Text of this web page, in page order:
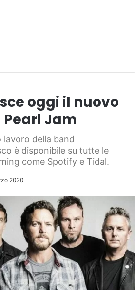
oggi il nuovo
Jam
lavoro della band
è disponibile su tutte le
come Spotify e Tidal.
2020